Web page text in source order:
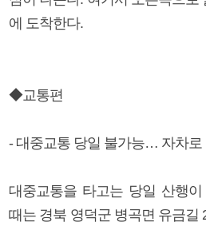
에 도착한다.
◆교통편
- 대중교통 당일 불가능… 자차로
대중교통을 타고는 당일 산행
때는 경북 영덕군 병곡면 유금길